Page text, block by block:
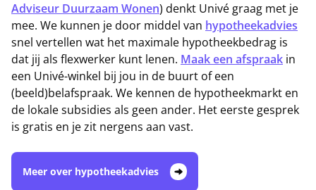
Adviseur Duurzaam Wonen) denkt Univé graag met je
mee. We kunnen je door middel van hypotheekadvies
snel vertellen wat het maximale hypotheekbedrag is
dat jij als flexwerker kunt lenen. Maak een afspraak in
een Univé-winkel bij jou in de buurt of een
(beeld)belafspraak. We kennen de hypotheekmarkt en
de lokale subsidies als geen ander. Het eerste gesprek
is gratis en je zit nergens aan vast.
Meer over hypotheekadvies